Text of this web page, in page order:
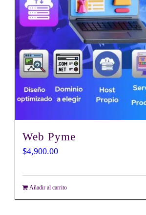
Web Pyme
$4,900.00
Añadir al carrito